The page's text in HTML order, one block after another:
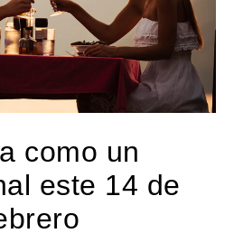
como un
este 14 de